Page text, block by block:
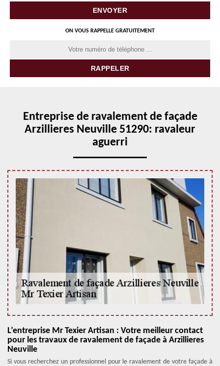
ON VOUS RAPPELLE GRATUITEMENT
Entreprise de ravalement de façade
Arzillieres Neuville 51290: ravaleur
aguerri
L’entreprise Mr Texier Artisan : Votre meilleur contact
pour les travaux de ravalement de façade à Arzillieres
Neuville
Si vous recherchez un professionnel pour le ravalement de votre façade à